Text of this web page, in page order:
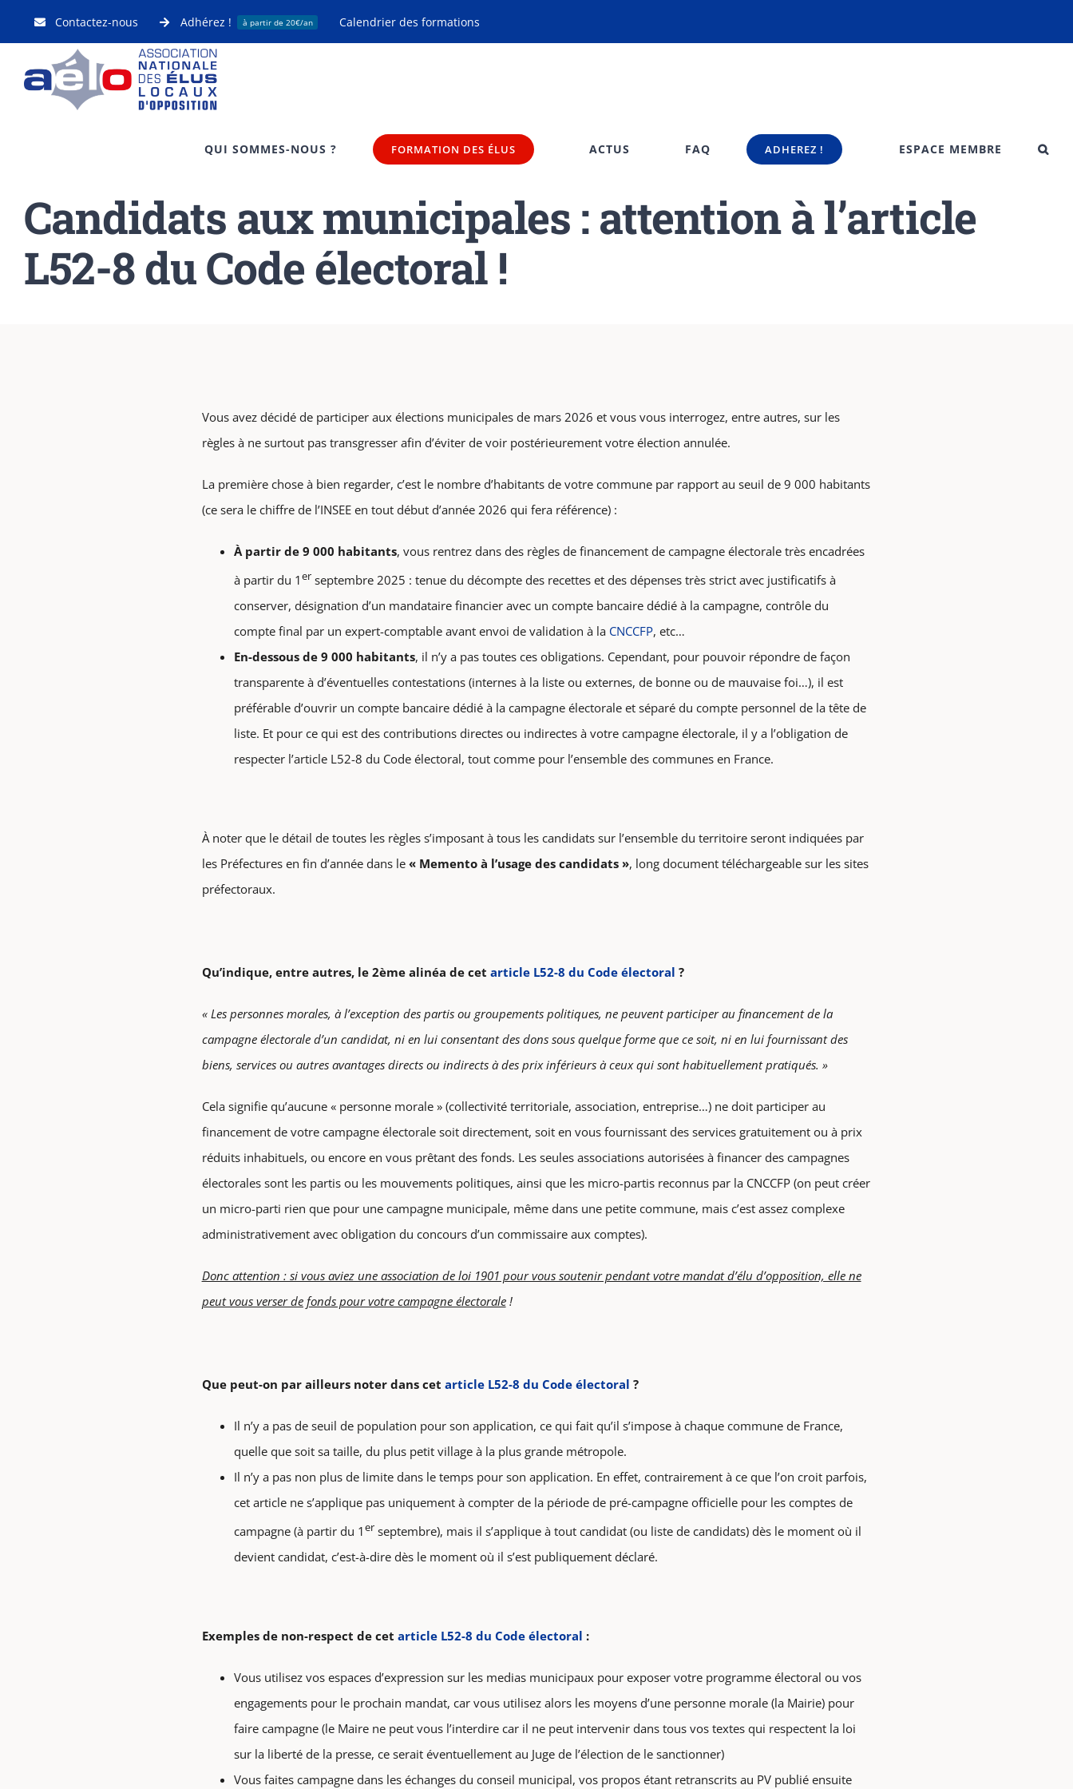
Contactez-nous Adhérez ! à partir de 20€/an Calendrier des formations
QUI SOMMES-NOUS ? FORMATION DES ÉLUS ACTUS FAQ ADHEREZ ! ESPACE MEMBRE
Candidats aux municipales : attention à l’article
L52-8 du Code électoral !
Vous avez décidé de participer aux élections municipales de mars 2026 et vous vous interrogez, entre autres, sur les
règles à ne surtout pas transgresser afin d’éviter de voir postérieurement votre élection annulée.
La première chose à bien regarder, c’est le nombre d’habitants de votre commune par rapport au seuil de 9 000 habitants
(ce sera le chiffre de l’INSEE en tout début d’année 2026 qui fera référence) :
À partir de 9 000 habitants, vous rentrez dans des règles de financement de campagne électorale très encadrées
à partir du 1erseptembre 2025 : tenue du décompte des recettes et des dépenses très strict avec justificatifs à
conserver, désignation d’un mandataire financier avec un compte bancaire dédié à la campagne, contrôle du
compte final par un expert-comptable avant envoi de validation à la CNCCFP, etc…
En-dessous de 9 000 habitants, il n’y a pas toutes ces obligations. Cependant, pour pouvoir répondre de façon
transparente à d’éventuelles contestations (internes à la liste ou externes, de bonne ou de mauvaise foi…), il est
préférable d’ouvrir un compte bancaire dédié à la campagne électorale et séparé du compte personnel de la tête de
liste. Et pour ce qui est des contributions directes ou indirectes à votre campagne électorale, il y a l’obligation de
respecter l’article L52-8 du Code électoral, tout comme pour l’ensemble des communes en France.
À noter que le détail de toutes les règles s’imposant à tous les candidats sur l’ensemble du territoire seront indiquées par
les Préfectures en fin d’année dans le « Memento à l’usage des candidats », long document téléchargeable sur les sites
préfectoraux.
Qu’indique, entre autres, le 2ème alinéa de cet article L52-8 du Code électoral ?
« Les personnes morales, à l’exception des partis ou groupements politiques, ne peuvent participer au financement de la
campagne électorale d’un candidat, ni en lui consentant des dons sous quelque forme que ce soit, ni en lui fournissant des
biens, services ou autres avantages directs ou indirects à des prix inférieurs à ceux qui sont habituellement pratiqués. »
Cela signifie qu’aucune « personne morale » (collectivité territoriale, association, entreprise…) ne doit participer au
financement de votre campagne électorale soit directement, soit en vous fournissant des services gratuitement ou à prix
réduits inhabituels, ou encore en vous prêtant des fonds. Les seules associations autorisées à financer des campagnes
électorales sont les partis ou les mouvements politiques, ainsi que les micro-partis reconnus par la CNCCFP (on peut créer
un micro-parti rien que pour une campagne municipale, même dans une petite commune, mais c’est assez complexe
administrativement avec obligation du concours d’un commissaire aux comptes).
Donc attention : si vous aviez une association de loi 1901 pour vous soutenir pendant votre mandat d’élu d’opposition, elle ne
peut vous verser de fonds pour votre campagne électorale!
Que peut-on par ailleurs noter dans cet article L52-8 du Code électoral ?
Il n’y a pas de seuil de population pour son application, ce qui fait qu’il s’impose à chaque commune de France,
quelle que soit sa taille, du plus petit village à la plus grande métropole.
Il n’y a pas non plus de limite dans le temps pour son application. En effet, contrairement à ce que l’on croit parfois,
cet article ne s’applique pas uniquement à compter de la période de pré-campagne officielle pour les comptes de
campagne (à partir du 1erseptembre), mais il s’applique à tout candidat (ou liste de candidats) dès le moment où il
devient candidat, c’est-à-dire dès le moment où il s’est publiquement déclaré.
Exemples de non-respect de cet article L52-8 du Code électoral :
Vous utilisez vos espaces d’expression sur les medias municipaux pour exposer votre programme électoral ou vos
engagements pour le prochain mandat, car vous utilisez alors les moyens d’une personne morale (la Mairie) pour
faire campagne (le Maire ne peut vous l’interdire car il ne peut intervenir dans tous vos textes qui respectent la loi
sur la liberté de la presse, ce serait éventuellement au Juge de l’élection de le sanctionner)
Vous faites campagne dans les échanges du conseil municipal, vos propos étant retranscrits au PV publié ensuite